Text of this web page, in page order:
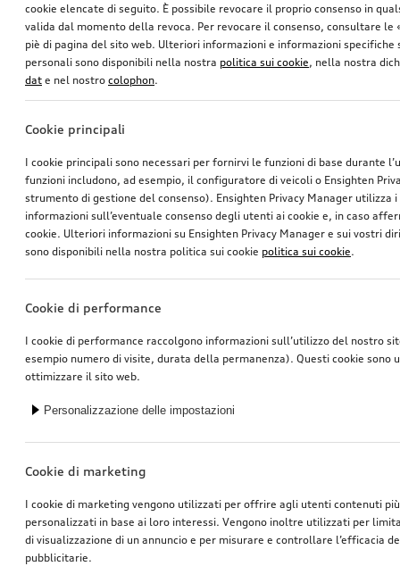
cookie elencate di seguito. È possibile revocare il proprio consenso in
valida dal momento della revoca. Per revocare il consenso, consultare le
piè di pagina del sito web. Ulteriori informazioni e informazioni specifiche
personali sono disponibili nella nostra politica sui cookie, nella nostra
dat e nel nostro colophon.
Cookie principali
I cookie principali sono necessari per fornirvi le funzioni di base durante
funzioni includono, ad esempio, il configuratore di veicoli o Ensighten
strumento di gestione del consenso). Ensighten Privacy Manager utilizza
informazioni sull’eventuale consenso degli utenti ai cookie e, in caso
cookie. Ulteriori informazioni su Ensighten Privacy Manager e sui vostri
sono disponibili nella nostra politica sui cookie politica sui cookie.
Cookie di performance
I cookie di performance raccolgono informazioni sull’utilizzo del nostro
esempio numero di visite, durata della permanenza). Questi cookie sono
ottimizzare il sito web.
Personalizzazione delle impostazioni
Cookie di marketing
I cookie di marketing vengono utilizzati per offrire agli utenti contenuti
personalizzati in base ai loro interessi. Vengono inoltre utilizzati per
di visualizzazione di un annuncio e per misurare e controllare l’efficacia
pubblicitarie.